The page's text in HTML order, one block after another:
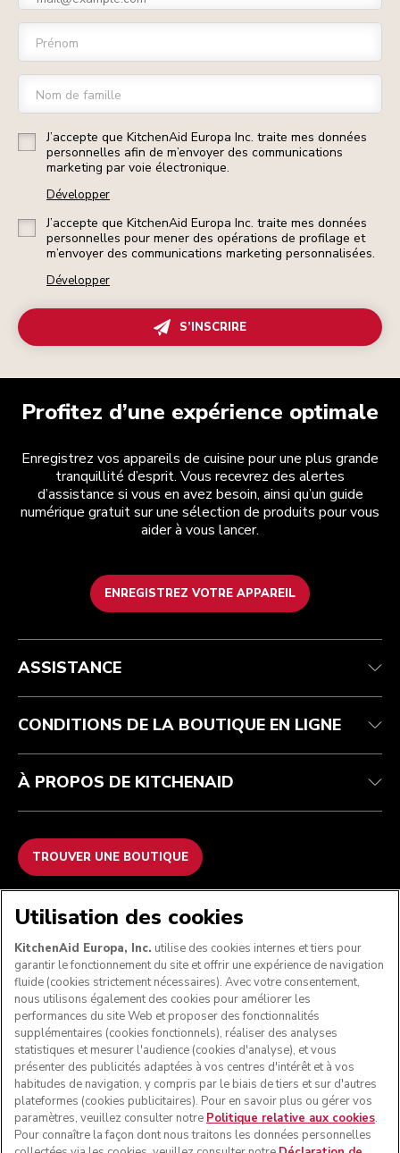
Prénom
Nom de famille
J’accepte que KitchenAid Europa Inc. traite mes données
personnelles afin de m’envoyer des communications
marketing par voie électronique.
Développer
J’accepte que KitchenAid Europa Inc. traite mes données
personnelles pour mener des opérations de profilage et
m’envoyer des communications marketing personnalisées.
Développer
S’INSCRIRE
Profitez d’une expérience optimale
Enregistrez vos appareils de cuisine pour une plus grande
tranquillité d’esprit. Vous recevrez des alertes
d’assistance si vous en avez besoin, ainsi qu’un guide
numérique gratuit sur une sélection de produits pour vous
aider à vous lancer.
ENREGISTREZ VOTRE APPAREIL
Health Check
Suivez votre commande
Garantie et documents
Recupel
Conditions générales de vente
Retours et remboursements
Imprint
ODR
La marque
Trouver une boutique
ASSISTANCE
CONDITIONS DE LA BOUTIQUE EN LIGNE
À PROPOS DE KITCHENAID
TROUVER UNE BOUTIQUE
NOUS ACCEPTONS
SUIVEZ-NOUS
Utilisation des cookies
KitchenAid Europa, Inc. utilise des cookies internes et tiers pour
garantir le fonctionnement du site et offrir une expérience de navigation
fluide (cookies strictement nécessaires). Avec votre consentement,
nous utilisons également des cookies pour améliorer les
performances du site Web et proposer des fonctionnalités
supplémentaires (cookies fonctionnels), réaliser des analyses
statistiques et mesurer l'audience (cookies d'analyse), et vous
présenter des publicités adaptées à vos centres d'intérêt et à vos
habitudes de navigation, y compris par le biais de tiers et sur d'autres
plateformes (cookies publicitaires). Pour en savoir plus ou gérer vos
paramètres, veuillez consulter notre Politique relative aux cookies.
Pour connaître la façon dont nous traitons les données personnelles